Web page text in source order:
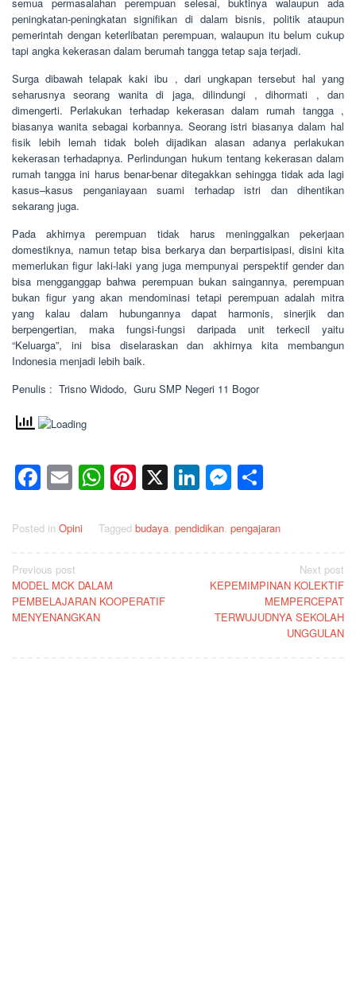
peningkatan-peningkatan signifikan di dalam bisnis, politik ataupun
pemerintah dengan keterlibatan perempuan, walaupun itu belum cukup
tapi angka kekerasan dalam berumah tangga tetap saja terjadi.
Surga dibawah telapak kaki ibu , dari ungkapan tersebut hal yang
seharusnya seorang wanita di jaga, dilindungi , dihormati , dan
dimengerti. Perlakukan terhadap kekerasan dalam rumah tangga ,
biasanya wanita sebagai korbannya. Seorang istri biasanya dalam hal
fisik lebih lemah tidak boleh dijadikan alasan adanya perlakukan
kekerasan terhadapnya. Perlindungan hukum tentang kekerasan dalam
rumah tangga ini harus benar-benar ditegakkan sehingga tidak ada lagi
kasus–kasus penganiayaan suami terhadap istri dan dihentikan
sekarang juga.
Pada akhirnya perempuan tidak harus meninggalkan pekerjaan
domestiknya, namun tetap bisa berkarya dan berpartisipasi, disini kita
memerlukan figur laki-laki yang juga mempunyai perspektif gender dan
bisa mengganggap bahwa perempuan bukan saingannya, perempuan
bukan figur yang akan mendominasi tetapi perempuan adalah mitra
yang kalau dalam hubungannya dapat harmonis, sinerjik dan
berpengertian, maka fungsi-fungsi daripada unit terkecil yaitu
“Keluarga”, ini bisa diselaraskan dan akhirnya kita membangun
Indonesia menjadi lebih baik.
Penulis : Trisno Widodo, Guru SMP Negeri 11 Bogor
Facebook
EmailWhatsApp
Pinterest
X LinkedIn
Posted in Opini Tagged budaya, pendidikan, pengajaran
Post
navigation
Previous post
MODEL MCK DALAM
PEMBELAJARAN KOOPERATIF
MENYENANGKAN
Next post
KEPEMIMPINAN KOLEKTIF
MEMPERCEPAT
TERWUJUDNYA SEKOLAH
UNGGULAN